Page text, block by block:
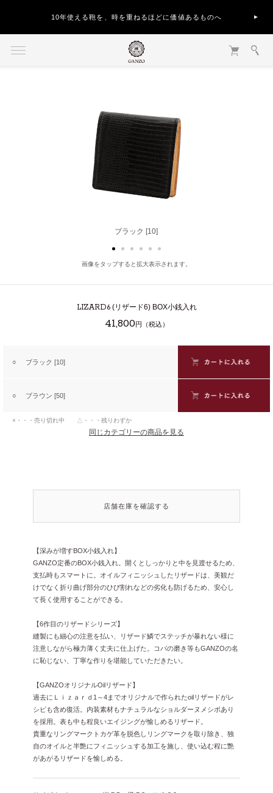
10年使える鞄を、時を重ねるほどに価値あるものへ
ブラック [10]
ブラウン [50]
画像をタップすると拡大表示されます。
LIZARD6(リザード6) BOX小銭入れ
41,800円（税込）
○ ブラック [10]
○ ブラウン [50]
×・・・売り切れ中 △・・・残りわずか
同じカテゴリーの商品を見る
店舗在庫を確認する
【深みが増すBOX小銭入れ】
GANZO定番のBOX小銭入れ。開くとしっかりと中を見渡せるため、
支払時もスマートに。オイルフィニッシュしたリザードは、美観だ
けでなく折り曲げ部分のひび割れなどの劣化も防げるため、安心し
て長く使用することができる。
【6作目のリザードシリーズ】
縫製にも細心の注意を払い、リザード鱗でステッチが暴れない様に
注意しながら極力薄く丈夫に仕上げた。コバの磨き等もGANZOの名
に恥じない、丁寧な作りを堪能していただきたい。
【GANZOオリジナルOilリザード】
過去にＬｉｚａｒｄ1～4までオリジナルで作られたoilリザードがレ
シピも含め復活。内装素材もナチュラルなショルダーヌメシボあり
を採用。表も中も程良いエイジングが愉しめるリザード。
貴重なリングマークトカゲ革を脱色しリングマークを取り除き、独
自のオイルと半艶にフィニッシュする加工を施し、使い込む程に艶
があがるリザードを愉しめる。